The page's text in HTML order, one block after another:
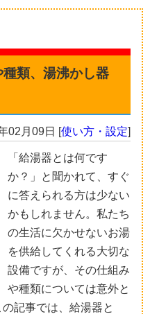
類、湯沸かし器
02月09日 [使い方・設定]
「給湯器とは何です
か？」と聞かれて、すぐ
に答えられる方は少ない
かもしれません。私たち
の生活に欠かせないお湯
を供給してくれる大切な
設備ですが、その仕組み
や種類については意外と
記事では、給湯器と